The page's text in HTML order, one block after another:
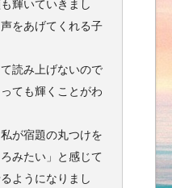
輝いていきまし
をあげてくれる子
読み上げないので
ても輝くことがわ
が宿題の丸つけを
みたい」と感じて
ようになりまし